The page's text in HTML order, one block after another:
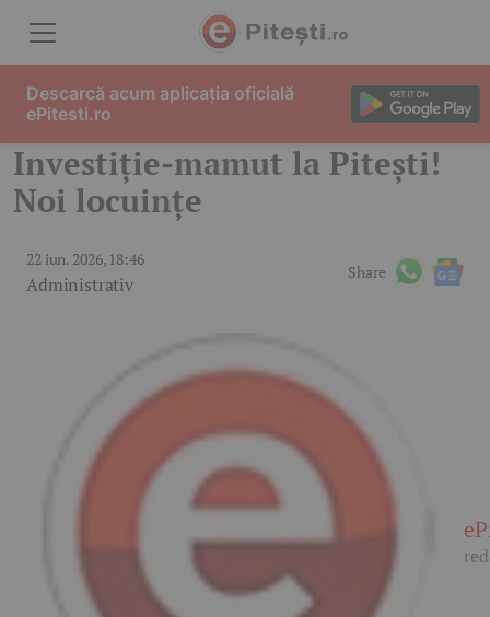
Investiție-mamut la Pitești!
Noi locuințe
22 iun. 2026, 18:46
Administrativ
Share
Descarcă acum aplicația oficială
ePitesti.ro